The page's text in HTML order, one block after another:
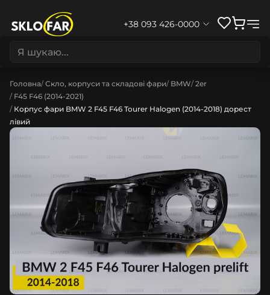
+38 093 426-0000
Головна Скло, корпуси та складові фари BMW 2er
F45 F46 (2014-2021)
Корпус фари BMW 2 F45 F46 Tourer Halogen (2014-2018) дорест
лівий